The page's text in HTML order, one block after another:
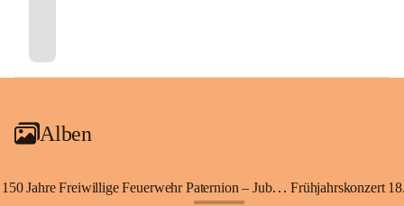
Alben
150 Jahre Freiwillige Feuerwehr Paternion – Jubiläumsfest Frühjahrskonzert